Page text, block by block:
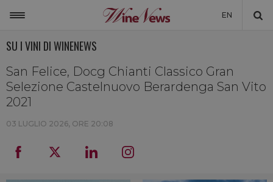
EN
MONDO
NON SOLO VINO
SU I VINI DI WINENEWS
San Felice, Docg Chianti Classico Gran
Selezione Castelnuovo Berardenga San Vito
2021
03 LUGLIO 2026, ORE 20:08